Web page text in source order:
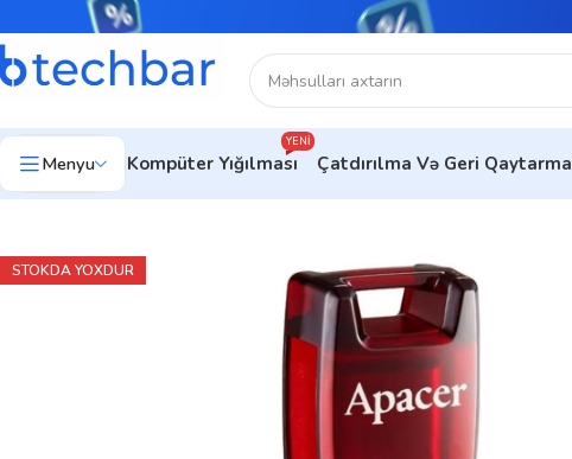
Menyu Kompüter Yığılması
YENI
Çatdırılma Və Geri Qaytarma
Ev Kompüter aksesuarları
STOKDA YOXDUR